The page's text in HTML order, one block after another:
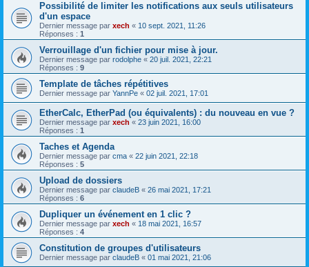
Possibilité de limiter les notifications aux seuls utilisateurs
d'un espace
Dernier message par xech « 10 sept. 2021, 11:26
Réponses : 1
Verrouillage d'un fichier pour mise à jour.
Dernier message par rodolphe « 20 juil. 2021, 22:21
Réponses : 9
Template de tâches répétitives
Dernier message par YannPe « 02 juil. 2021, 17:01
EtherCalc, EtherPad (ou équivalents) : du nouveau en vue ?
Dernier message par xech « 23 juin 2021, 16:00
Réponses : 1
Taches et Agenda
Dernier message par cma « 22 juin 2021, 22:18
Réponses : 5
Upload de dossiers
Dernier message par claudeB « 26 mai 2021, 17:21
Réponses : 6
Dupliquer un événement en 1 clic ?
Dernier message par xech « 18 mai 2021, 16:57
Réponses : 4
Constitution de groupes d'utilisateurs
Dernier message par claudeB « 01 mai 2021, 21:06